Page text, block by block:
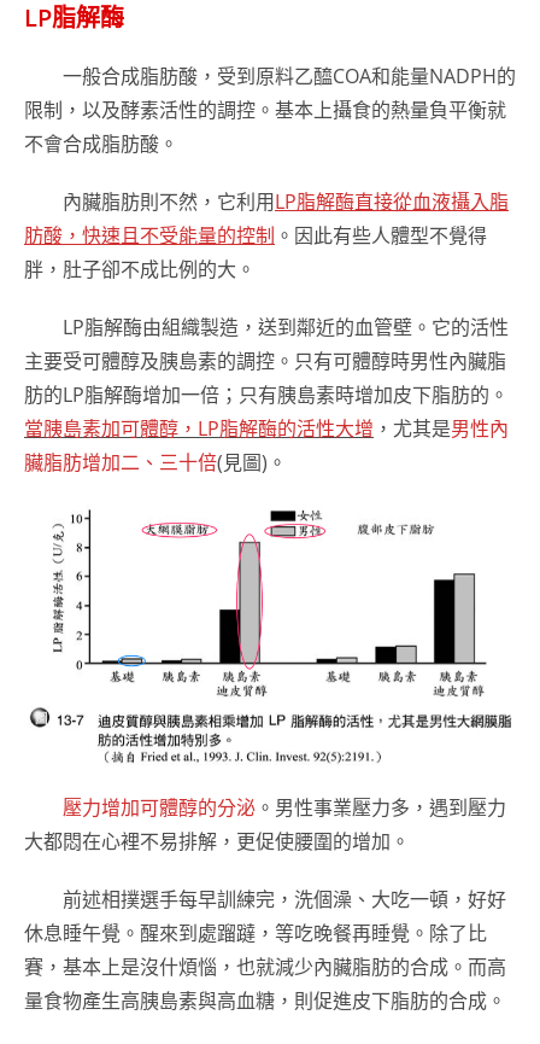
LP脂解酶
一般合成脂肪酸，受到原料乙醯COA和能量NADPH的
限制，以及酵素活性的調控。基本上攝食的熱量負平衡就
不會合成脂肪酸。
內臟脂肪則不然，它利用LP脂解酶直接從血液攝入脂
肪酸，快速且不受能量的控制 。因此有些人體型不覺得
胖，肚子卻不成比例的大。
LP脂解酶由組織製造，送到鄰近的血管壁。它的活性
主要受可體醇及胰島素的調控。只有可體醇時男性內臟脂
肪的LP脂解酶增加一倍；只有胰島素時增加皮下脂肪的。
當胰島素加可體醇，LP脂解酶的活性大增 ，尤其是男性內
臟脂肪增加二、三十倍(見圖)。
壓力增加可體醇的分泌 。男性事業壓力多，遇到壓力
大都悶在心裡不易排解，更促使腰圍的增加。
前述相撲選手每早訓練完，洗個澡、大吃一頓，好好
休息睡午覺。醒來到處蹓躂，等吃晚餐再睡覺。除了比
賽，基本上是沒什煩惱，也就減少內臟脂肪的合成。而高
量食物產生高胰島素與高血糖，則促進皮下脂肪的合成。